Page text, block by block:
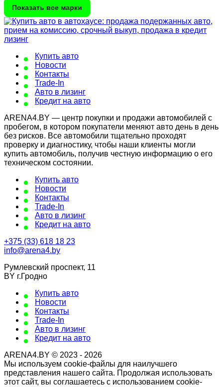
Показать все марки
Купить авто
Новости
Контакты
Trade-In
Авто в лизинг
Кредит на авто
ARENA4.BY — центр покупки и продажи автомобилей с
пробегом, в котором покупатели меняют авто день в день
без рисков. Все автомобили тщательно проходят
проверку и диагностику, чтобы наши клиенты могли
купить автомобиль, получив честную информацию о его
техническом состоянии.
Купить авто
Новости
Контакты
Trade-In
Авто в лизинг
Кредит на авто
+375 (33) 618 18 23
info@arena4.by
Румлевский проспект, 11
BY г.Гродно
Купить авто
Новости
Контакты
Trade-In
Авто в лизинг
Кредит на авто
ARENA4.BY © 2023 - 2026
Мы используем cookie-файлы для наилучшего
представления нашего сайта. Продолжая использовать
этот сайт, вы соглашаетесь с использованием cookie-